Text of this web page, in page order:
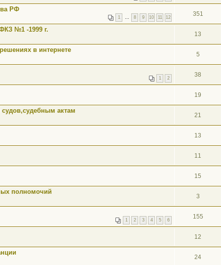
РФ
1 … 8 9 10 11 12 351
№1 -1999 г.
13
в интернете
5
1 2 38
19
актам
21
13
11
15
полномочий
3
1 2 3 4 5 6 155
12
24